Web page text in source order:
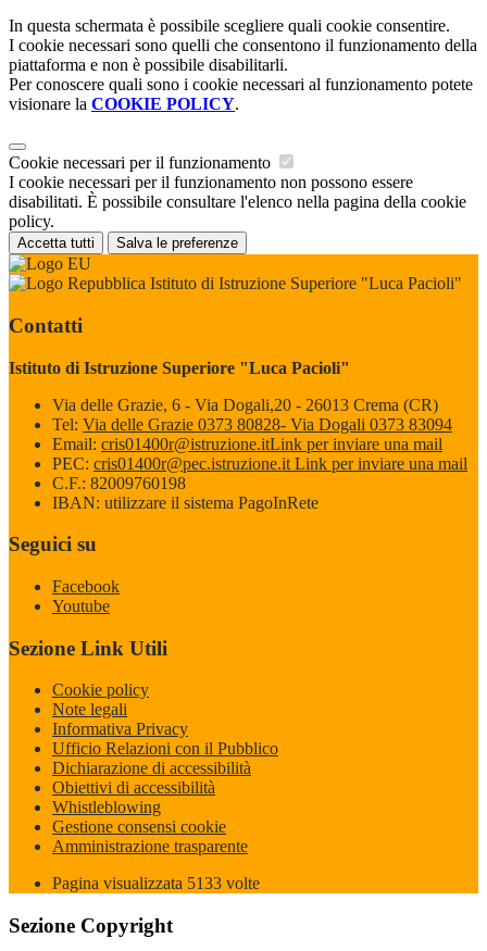
In questa schermata è possibile scegliere quali cookie consentire.
I cookie necessari sono quelli che consentono il funzionamento della
piattaforma e non è possibile disabilitarli.
Per conoscere quali sono i cookie necessari al funzionamento potete
visionare la COOKIE POLICY.
Cookie necessari per il funzionamento
I cookie necessari per il funzionamento non possono essere
disabilitati. È possibile consultare l'elenco nella pagina della cookie
policy.
Accetta tutti Salva le preferenze
Istituto di Istruzione Superiore "Luca Pacioli"
Contatti
Istituto di Istruzione Superiore "Luca Pacioli"
Via delle Grazie, 6 - Via Dogali,20 - 26013 Crema (CR)
Tel: Via delle Grazie 0373 80828- Via Dogali 0373 83094
Email: cris01400r@istruzione.itLink per inviare una mail
PEC: cris01400r@pec.istruzione.it Link per inviare una mail
C.F.: 82009760198
IBAN: utilizzare il sistema PagoInRete
Seguici su
Facebook
Youtube
Sezione Link Utili
Cookie policy
Note legali
Informativa Privacy
Ufficio Relazioni con il Pubblico
Dichiarazione di accessibilità
Obiettivi di accessibilità
Whistleblowing
Gestione consensi cookie
Amministrazione trasparente
Pagina visualizzata 5133 volte
Sezione Copyright